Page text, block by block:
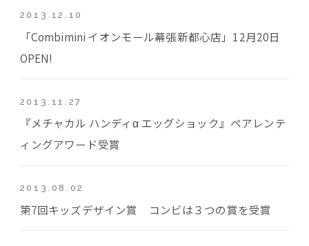
2013.12.10
「Combimini イオンモール幕張新都心店」12月20日
OPEN!
2013.11.27
『メチャカル ハンディα エッグショック』ペアレンテ
ィングアワード受賞
2013.08.02
第7回キッズデザイン賞 コンビは３つの賞を受賞